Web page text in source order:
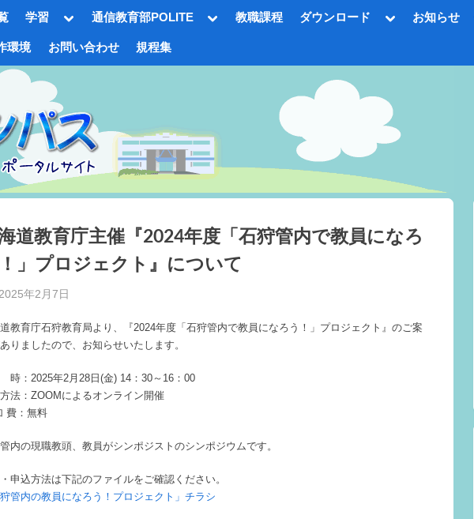
学習
Toggle
menu
Toggle
sub-
menu
通信教育部POLITE
Toggle教職課程 ダウンロード
Toggleお知らせ
sub-
menu
環境 お問い合わせ 規程集
道教育庁主催『2024年度「石狩管内で教員になろ
」プロジェクト』について
Posted
2025年2月7日
務
局
教育庁石狩教育局より、『2024年度「石狩管内で教員になろう！」プロジェクト』のご案
りましたので、お知らせいたします。
：2025年2月28日(金) 14：30～16：00
法：ZOOMによるオンライン開催
費：無料
内の現職教頭、教員がシンポジストのシンポジウムです。
申込方法は下記のファイルをご確認ください。
狩管内の教員になろう！プロジェクト」チラシ